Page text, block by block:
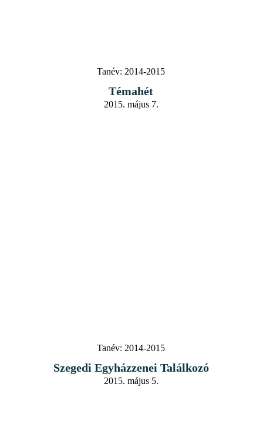
Tanév: 2014-2015
Témahét
2015. május 7.
Tanév: 2014-2015
Szegedi Egyházzenei Találkozó
2015. május 5.